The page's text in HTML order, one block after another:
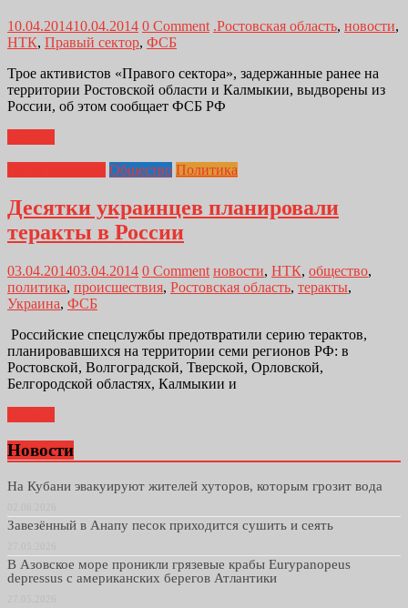
10.04.201410.04.2014 0 Comment .Ростовская область, новости,
НТК, Правый сектор, ФСБ
Трое активистов «Правого сектора», задержанные ранее на
территории Ростовской области и Калмыкии, выдворены из
России, об этом сообщает ФСБ РФ
Общество Политика
Десятки украинцев планировали
теракты в России
03.04.201403.04.2014 0 Comment новости, НТК, общество,
политика, происшествия, Ростовская область, теракты,
Украина, ФСБ
Российские спецслужбы предотвратили серию терактов,
планировавшихся на территории семи регионов РФ: в
Ростовской, Волгоградской, Тверской, Орловской,
Белгородской областях, Калмыкии и
Новости
На Кубани эвакуируют жителей хуторов, которым грозит вода
Завезённый в Анапу песок приходится сушить и сеять
В Азовское море проникли грязевые крабы Eurypanopeus
depressus с американских берегов Атлантики